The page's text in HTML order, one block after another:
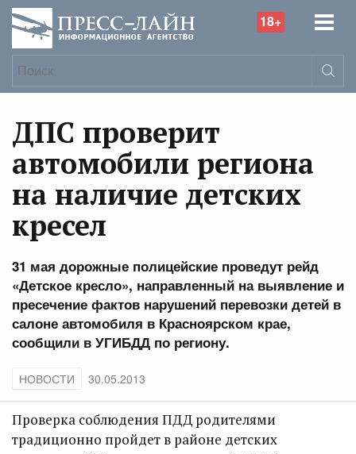
18+
ДПС проверит
автомобили региона
на наличие детских
кресел
31 мая дорожные полицейские проведут рейд
«Детское кресло», направленный на выявление и
пресечение фактов нарушений перевозки детей в
салоне автомобиля в Красноярском крае,
сообщили в УГИБДД по региону.
НОВОСТИ 30.05.2013
Проверка соблюдения ПДД родителями
традиционно пройдет в районе детских